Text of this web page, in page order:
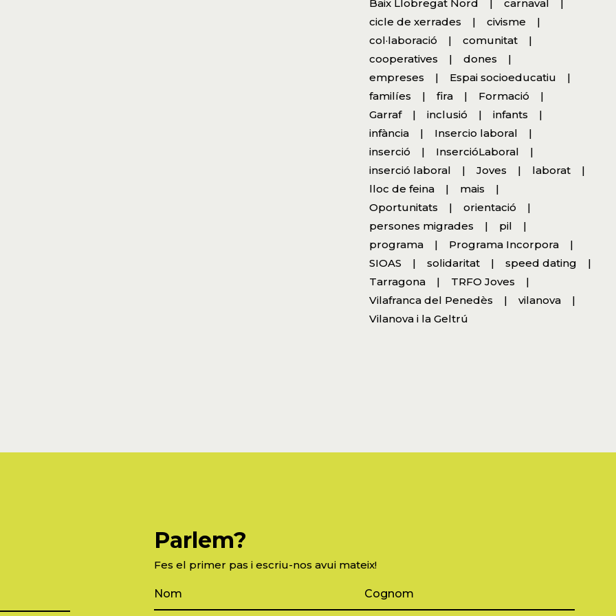
Baix Llobregat Nord
carnaval
cicle de xerrades
civisme
col·laboració
comunitat
cooperatives
dones
empreses
Espai socioeducatiu
familíes
fira
Formació
Garraf
inclusió
infants
infància
Insercio laboral
inserció
InsercióLaboral
inserció laboral
Joves
laborat
lloc de feina
mais
Oportunitats
orientació
persones migrades
pil
programa
Programa Incorpora
SIOAS
solidaritat
speed dating
Tarragona
TRFO Joves
Vilafranca del Penedès
vilanova
Vilanova i la Geltrú
Parlem?
Fes el primer pas i escriu-nos avui mateix!